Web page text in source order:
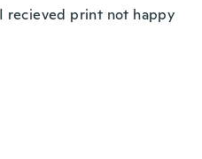
recieved print not happy